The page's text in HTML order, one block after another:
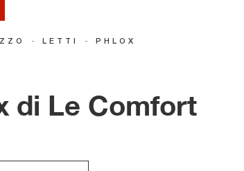
- LETTI - PHLOX
di Le Comfort